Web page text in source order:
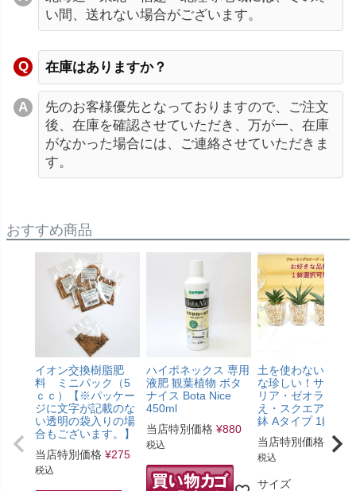
い間、送れない場合がございます。
在庫はありますか？
先のお客様優先となっておりますので、ご注文
後、在庫を確認させていただき、万が一、在庫
がなかった場合には、ご連絡させていただきま
す。
おすすめ商品
イオン交換樹脂肥
料 ミニパック（5
ｃｃ）【※パッケー
ジに文字が記載のな
い透明の袋入りの場
合もございます。】
当店特別価格 ¥275
税込
ハイポネックス 専用
液肥 観葉植物 ボタ
ナイス Bota Nice
450ml
当店特別価格 ¥880
税込
土を使わないで清
な珍しい！サンス
リア・ゼオライト
え・スクエアガラ
鉢 Aタイプ 1鉢
当店特別価格
¥
税込
サイズ